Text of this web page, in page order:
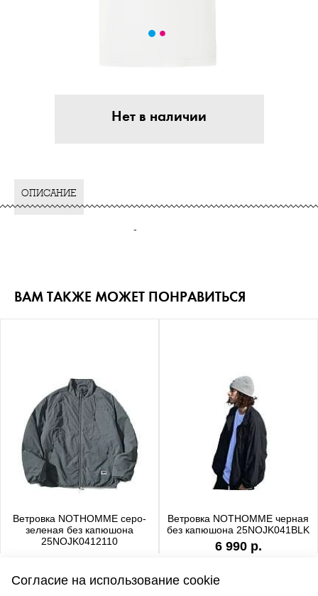
Нет в наличии
ОПИСАНИЕ
-
ВАМ ТАКЖЕ МОЖЕТ ПОНРАВИТЬСЯ
Ветровка NOTHOMME серо-
зеленая без капюшона
25NOJK0412110
Ветровка NOTHOMME черная
без капюшона 25NOJK041BLK
6 990 р.
Согласие на использование cookie